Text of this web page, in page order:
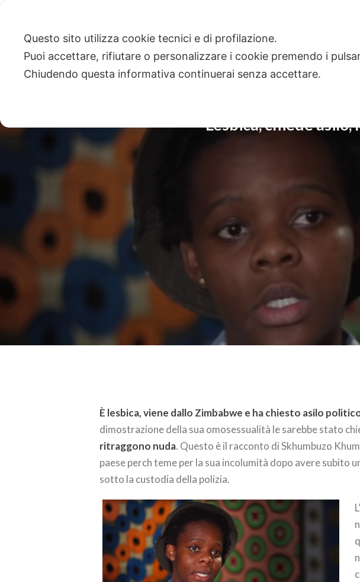
Lesbica, chiede
È lesbica, viene dallo Zimbabwe e ha chiesto asilo
dimostrazione della sua omosessualità le sarebbe stato
ritraggono nuda. Questo è il racconto di Skhumbuzo
paese perch teme per la sua incolumità dopo avere subito
sotto la custodia della polizia.
Questo sito utilizza cookie tecnici e di profilazione.
Puoi accettare, rifiutare o personalizzare i cookie premendo i
Chiudendo questa informativa continuerai senza accettare.